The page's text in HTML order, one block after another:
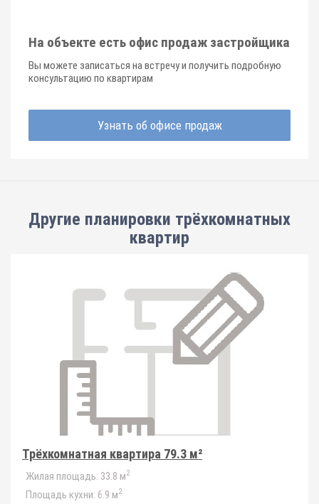
На объекте есть офис продаж застройщика
Вы можете записаться на встречу и получить подробную
консультацию по квартирам
Узнать об офисе продаж
Другие планировки трёхкомнатных
квартир
Трёхкомнатная квартира 79.3 м²
Жилая площадь: 33.8 м2
Площадь кухни: 6.9 м2